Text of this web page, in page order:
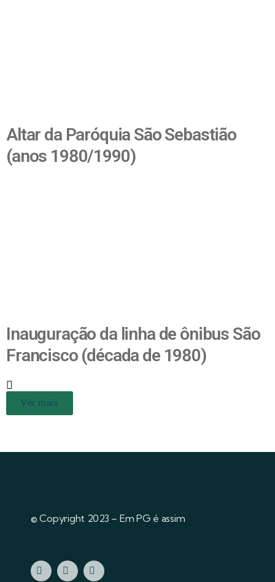
Altar da Paróquia São Sebastião
(anos 1980/1990)
Inauguração da linha de ônibus São
Francisco (década de 1980)
Ver mais
© Copyright 2023 – Em PG é assim